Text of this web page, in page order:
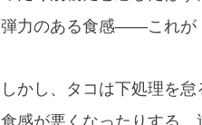
弾力のある食感――これが
しかし、タコは下処理を
食感が悪くなったりする